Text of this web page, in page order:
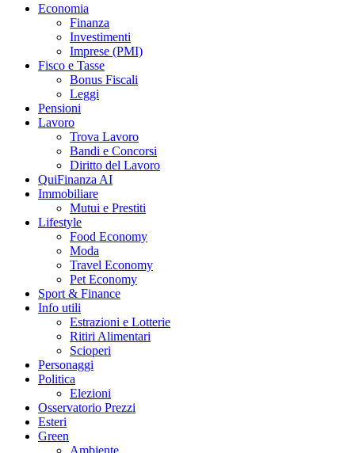
Economia
Finanza
Investimenti
Imprese (PMI)
Fisco e Tasse
Bonus Fiscali
Leggi
Pensioni
Lavoro
Trova Lavoro
Bandi e Concorsi
Diritto del Lavoro
QuiFinanza AI
Immobiliare
Mutui e Prestiti
Lifestyle
Food Economy
Moda
Travel Economy
Pet Economy
Sport & Finance
Info utili
Estrazioni e Lotterie
Ritiri Alimentari
Scioperi
Personaggi
Politica
Elezioni
Osservatorio Prezzi
Esteri
Green
Ambiente